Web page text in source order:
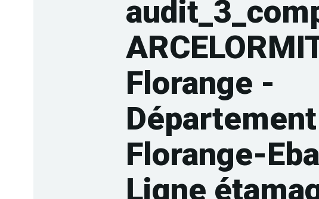
Florange -
Département
Florange-
Ligne